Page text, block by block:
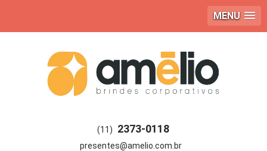
MENU
(11) 2373-0118